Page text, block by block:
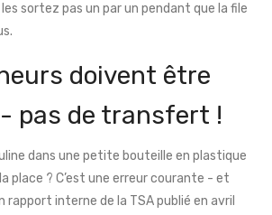
sortez pas un par un pendant que la file
doivent être
pas de transfert !
dans une petite bouteille en plastique
place ? C’est une erreur courante - et
rapport interne de la TSA publié en avril